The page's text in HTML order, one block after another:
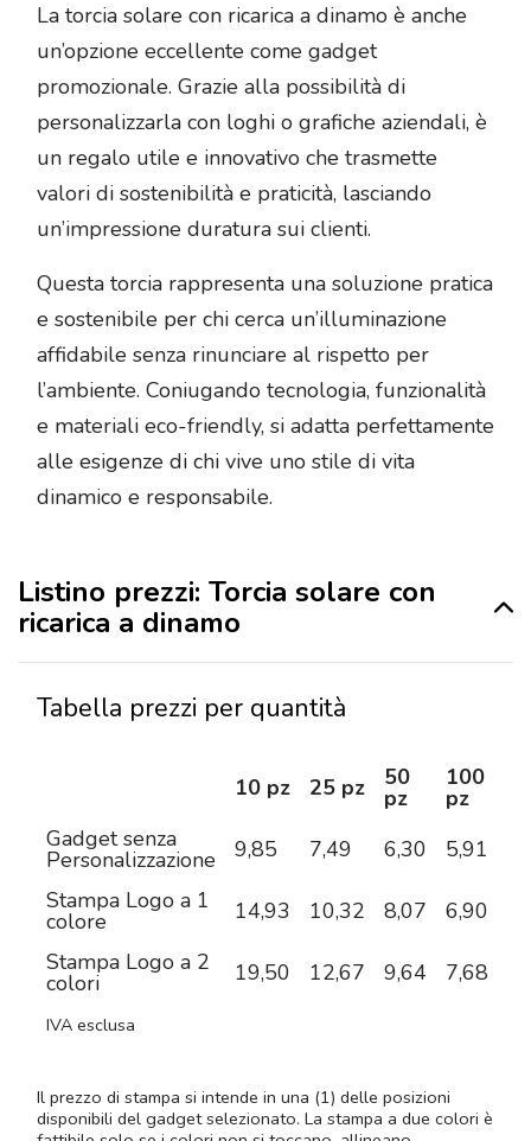
La torcia solare con ricarica a dinamo è anche
un’opzione eccellente come gadget
promozionale. Grazie alla possibilità di
personalizzarla con loghi o grafiche aziendali, è
un regalo utile e innovativo che trasmette
valori di sostenibilità e praticità, lasciando
un’impressione duratura sui clienti.
Questa torcia rappresenta una soluzione pratica
e sostenibile per chi cerca un’illuminazione
affidabile senza rinunciare al rispetto per
l’ambiente. Coniugando tecnologia, funzionalità
e materiali eco-friendly, si adatta perfettamente
alle esigenze di chi vive uno stile di vita
dinamico e responsabile.
Listino prezzi: Torcia solare con
ricarica a dinamo
Tabella prezzi per quantità
10 pz 25 pz 50
pz
100
pz
Gadget senza
Personalizzazione 9,85 7,49 6,30 5,91
Stampa Logo a 1
colore 14,93 10,32 8,07 6,90
Stampa Logo a 2
colori 19,50 12,67 9,64 7,68
IVA esclusa
Il prezzo di stampa si intende in una (1) delle posizioni
disponibili del gadget selezionato. La stampa a due colori è